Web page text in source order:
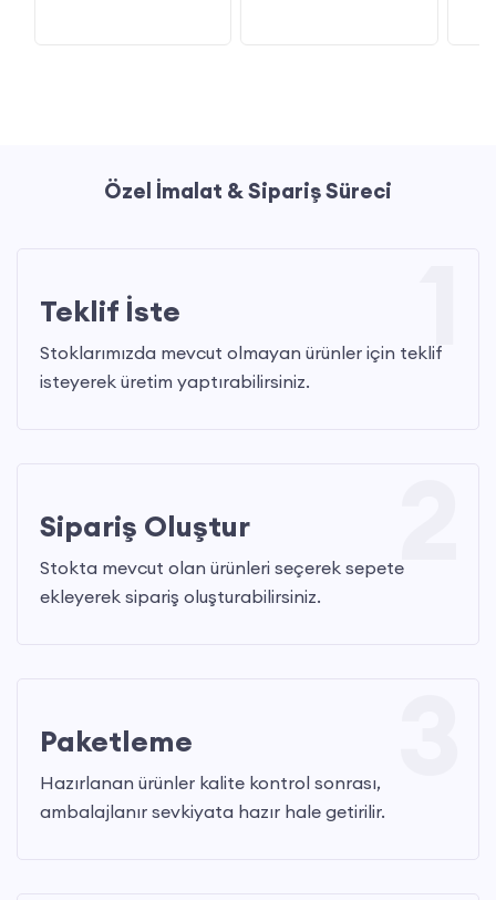
Özel İmalat & Sipariş Süreci
Teklif İste
Stoklarımızda mevcut olmayan ürünler için teklif
isteyerek üretim yaptırabilirsiniz.
Sipariş Oluştur
Stokta mevcut olan ürünleri seçerek sepete
ekleyerek sipariş oluşturabilirsiniz.
Paketleme
Hazırlanan ürünler kalite kontrol sonrası,
ambalajlanır sevkiyata hazır hale getirilir.